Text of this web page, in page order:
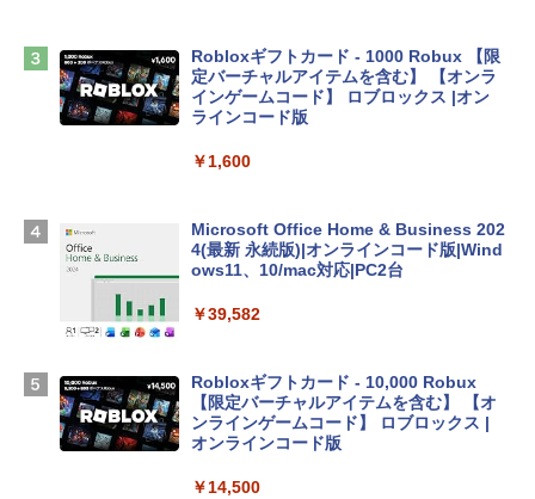
【Amazon.co.jp限定】 HP ノートパソコ
ン 15-fd 15.6インチ 16GBメモリ 512GB
SSD インテル Core 5
￥129,800
Apple 2026 MacBook Air M5チップ搭載
13インチノートブック：AIとApple Intell
igence、13.6インチLiquid Retinaディ
TB SSDストレージ、12MPセンターフレ
￥261,414
コン Vivobook 15 M1502NAQ 15.6イン
Robloxギフトカード - 1000 Robux 【限
定バーチャルアイテムを含む】 【オンラ
インゲームコード】 ロブロックス |オン
ラインコード版
￥1,600
Microsoft Office Home & Business 202
4(最新 永続版)|オンラインコード版|Wind
ows11、10/mac対応|PC2台
￥39,582
Robloxギフトカード - 10,000 Robux
【限定バーチャルアイテムを含む】 【オ
ンラインゲームコード】 ロブロックス |
オンラインコード版
￥14,500